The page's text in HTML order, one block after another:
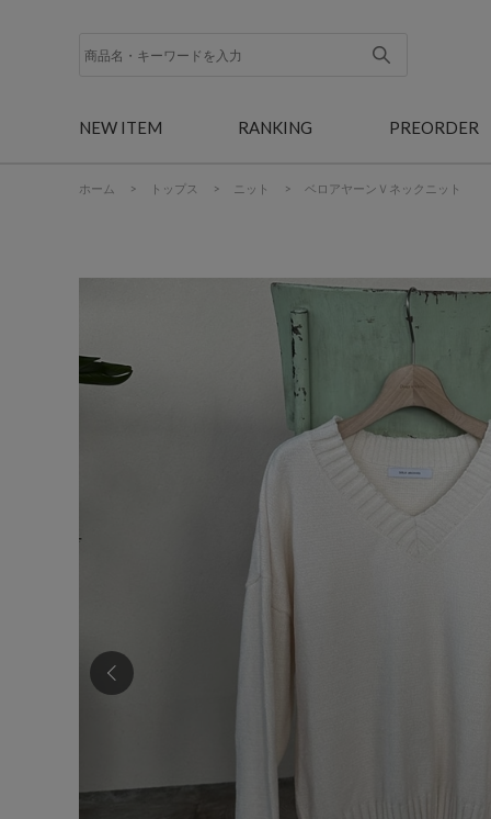
NEW ITEM RANKING PREORDER
ホーム > トップス > ニット > ベロアヤーンＶネックニット